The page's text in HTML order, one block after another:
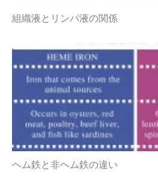
組織液とリンパ液の関係
ヘム鉄と非ヘム鉄の違い